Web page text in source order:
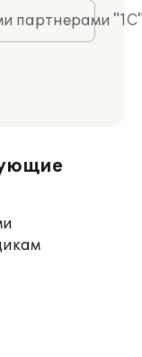
партнерами